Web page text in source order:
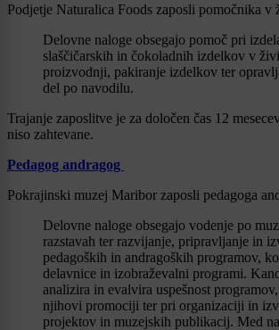
Podjetje Naturalica Foods zaposli pomočnika
Delovne naloge obsegajo pomoč pri
slaščičarskih in čokoladnih izdelkov v
proizvodnji, pakiranje izdelkov ter
del po navodilu.
Trajanje zaposlitve je za določen čas 12
niso zahtevane.
Pedagog andragog
Pokrajinski muzej Maribor zaposli pedagoga
Delovne naloge obsegajo vodenje po
razstavah ter razvijanje, pripravljanje in
pedagoških in andragoških programov,
delavnice in izobraževalni programi.
analizira in evalvira uspešnost
njihovi promociji ter pri organizaciji in
projektov in muzejskih publikacij. Med